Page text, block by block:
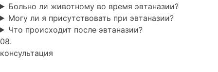
Больно ли животному во время эвтаназии?
Могу ли я присутствовать при эвтаназии?
Что происходит после эвтаназии?
08.
консультация